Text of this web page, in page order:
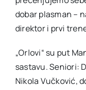
dobar plasman –
direktor i prvi
„Orlovi“ su put
sastavu. Seniori:
Nikola Vučković,